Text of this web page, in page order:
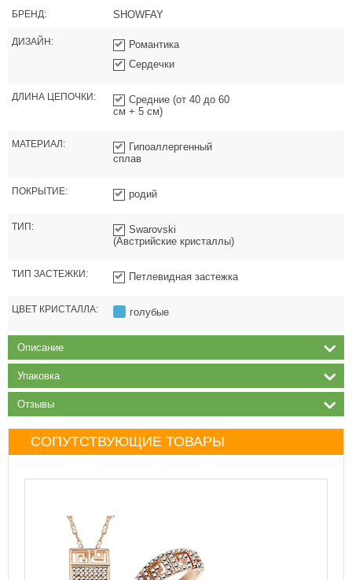
БРЕНД: SHOWFAY
ДИЗАЙН:
Романтика
Сердечки
ДЛИНА ЦЕПОЧКИ:
Средние (от 40 до 60
см + 5 см)
МАТЕРИАЛ:
Гипоаллергенный
сплав
ПОКРЫТИЕ: родий
ТИП:
Swarovski
(Австрийские кристаллы)
ТИП ЗАСТЕЖКИ: Петлевидная застежка
ЦВЕТ КРИСТАЛЛА: голубые
Описание
Упаковка
Отзывы
СОПУТСТВУЮЩИЕ ТОВАРЫ